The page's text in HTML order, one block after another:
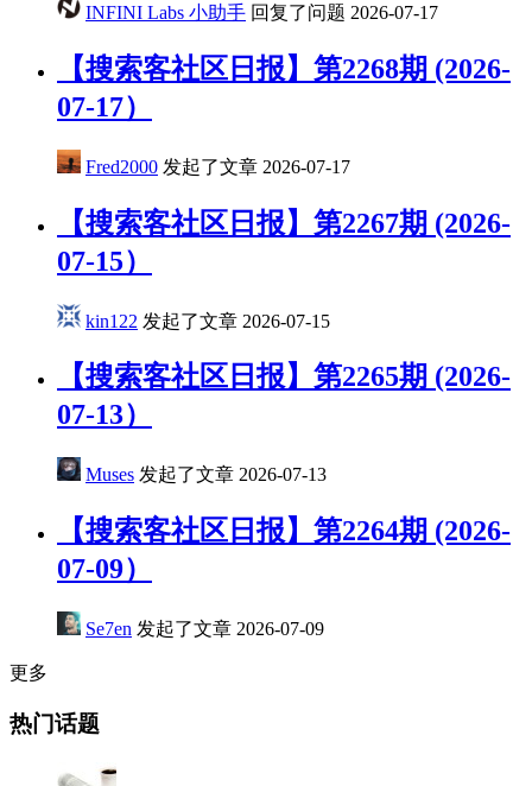
INFINI Labs 小助手 回复了问题 2026-07-17
【搜索客社区日报】第2268期 (2026-
07-17）
Fred2000 发起了文章 2026-07-17
【搜索客社区日报】第2267期 (2026-
07-15）
kin122 发起了文章 2026-07-15
【搜索客社区日报】第2265期 (2026-
07-13）
Muses 发起了文章 2026-07-13
【搜索客社区日报】第2264期 (2026-
07-09）
Se7en 发起了文章 2026-07-09
更多
热门话题